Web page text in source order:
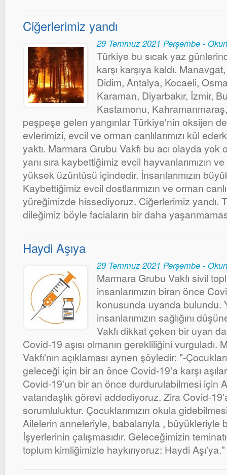
Ciğerlerimiz yandı
29 Temmuz 2021 Perşembe -
Türkiye bu sıcak yaz
karşı karşıya kaldı.
Didim, Antalya, Kocaeli,
Karaman, Diyarbakır, İzmir,
Kastamonu,
peşpeşe gelen yangınlar Türkiye'nin oksijen
evlerimizi, evcil ve orman canlılarımızı kül
yaktı. Marmara Grubu Vakfı bu acı olayda yok
yanı sıra kaybettiğimiz evcil hayvanlarımızın ve
yüksek üzüntüsü içindedir. İnsanlarımızın
Kaybettiğimiz evcil dostlarımızın ve orman
yüreğimizde hissediyoruz. Ciğerlerimiz yandı.
dileğimiz böyle faciaların bir daha
Haydi Aşıya
29 Temmuz 2021 Perşembe -
Marmara Grubu Vakfı sivil
insanlarımızın biran önce
konusunda uyarıda bulundu.
insanlarımızın sağlığını
Vakfı dikkat çeken bir uyarı
Covid-19 aşısı olmanın gerekliliğini vurguladı.
Vakfı'nın açıklaması aynen şöyledir: "-
geleceği için bir an önce Covid-19'a karşı
Covid-19'un bir an önce durdurulabilmesi için
vatandaşlık görevi addediyoruz. Zira Covid-
sorumluluktur. Çocuklarımızın okula
Ailelerin anneleriyle, babalarıyla , büyükleriyle
İşyerlerinin çalışmasıdır. Geleceğimizin
toplum kimliğimizle haykırıyoruz: Haydi Aşı'ya."